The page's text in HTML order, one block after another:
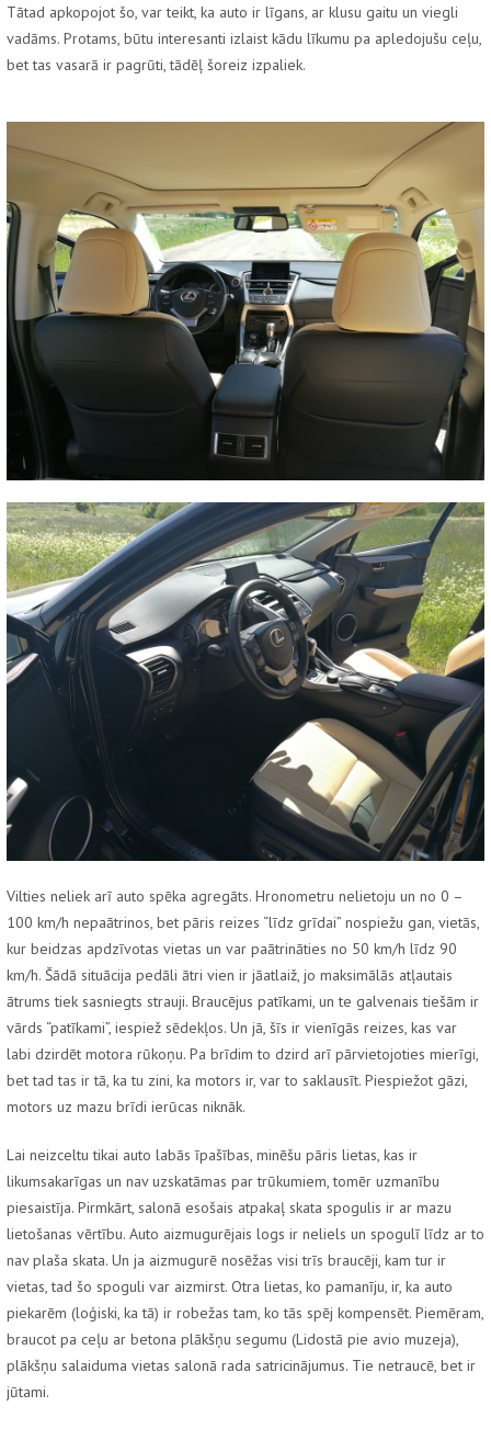
Tātad apkopojot šo, var teikt, ka auto ir līgans, ar klusu gaitu un viegli
vadāms. Protams, būtu interesanti izlaist kādu līkumu pa apledojušu ceļu,
bet tas vasarā ir pagrūti, tādēļ šoreiz izpaliek.
Vilties neliek arī auto spēka agregāts. Hronometru nelietoju un no 0 –
100 km/h nepaātrinos, bet pāris reizes “līdz grīdai” nospiežu gan, vietās,
kur beidzas apdzīvotas vietas un var paātrināties no 50 km/h līdz 90
km/h. Šādā situācija pedāli ātri vien ir jāatlaiž, jo maksimālās atļautais
ātrums tiek sasniegts strauji. Braucējus patīkami, un te galvenais tiešām ir
vārds “patīkami”, iespiež sēdekļos. Un jā, šīs ir vienīgās reizes, kas var
labi dzirdēt motora rūkoņu. Pa brīdim to dzird arī pārvietojoties mierīgi,
bet tad tas ir tā, ka tu zini, ka motors ir, var to saklausīt. Piespiežot gāzi,
motors uz mazu brīdi ierūcas niknāk.
Lai neizceltu tikai auto labās īpašības, minēšu pāris lietas, kas ir
likumsakarīgas un nav uzskatāmas par trūkumiem, tomēr uzmanību
piesaistīja. Pirmkārt, salonā esošais atpakaļ skata spogulis ir ar mazu
lietošanas vērtību. Auto aizmugurējais logs ir neliels un spogulī līdz ar to
nav plaša skata. Un ja aizmugurē nosēžas visi trīs braucēji, kam tur ir
vietas, tad šo spoguli var aizmirst. Otra lietas, ko pamanīju, ir, ka auto
piekarēm (loģiski, ka tā) ir robežas tam, ko tās spēj kompensēt. Piemēram,
braucot pa ceļu ar betona plākšņu segumu (Lidostā pie avio muzeja),
plākšņu salaiduma vietas salonā rada satricinājumus. Tie netraucē, bet ir
jūtami.